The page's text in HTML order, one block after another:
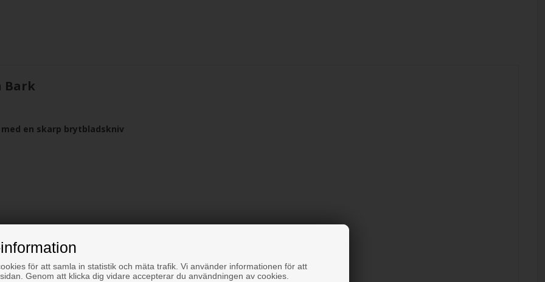
för att samla in statistik och mäta trafik. Vi använder informationen för att
Genom att klicka dig vidare accepterar du användningen av cookies.
Bark
en skarp brytbladskniv